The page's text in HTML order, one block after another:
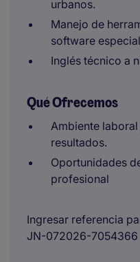
urbanos.
Manejo de
software
Inglés técnico a
Qué Ofrecemos
Ambiente
resultados.
Oportunidades
profesional
Ingresar referencia
JN-072026-7054366